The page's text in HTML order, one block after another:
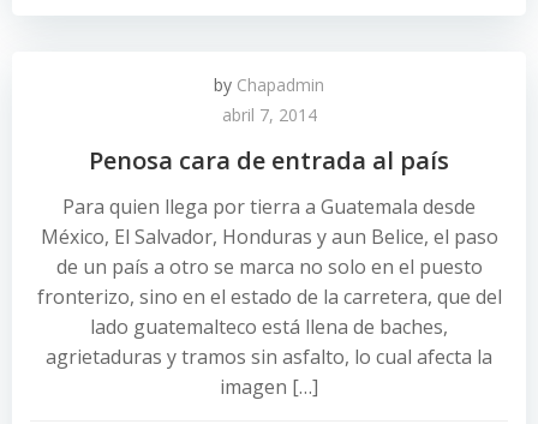
by Chapadmin
abril 7, 2014
Penosa cara de entrada al país
Para quien llega por tierra a Guatemala desde
México, El Salvador, Honduras y aun Belice, el paso
de un país a otro se marca no solo en el puesto
fronterizo, sino en el estado de la carretera, que del
lado guatemalteco está llena de baches,
agrietaduras y tramos sin asfalto, lo cual afecta la
imagen […]